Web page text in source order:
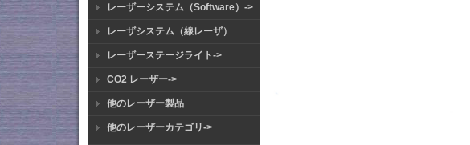
レーザーシステム（Software）->
レーザシステム（線レーザ）
レーザーステージライト->
CO2 レーザー->
他のレーザー製品
他のレーザーカテゴリ->